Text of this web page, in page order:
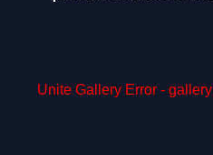
Unite Gallery Error -